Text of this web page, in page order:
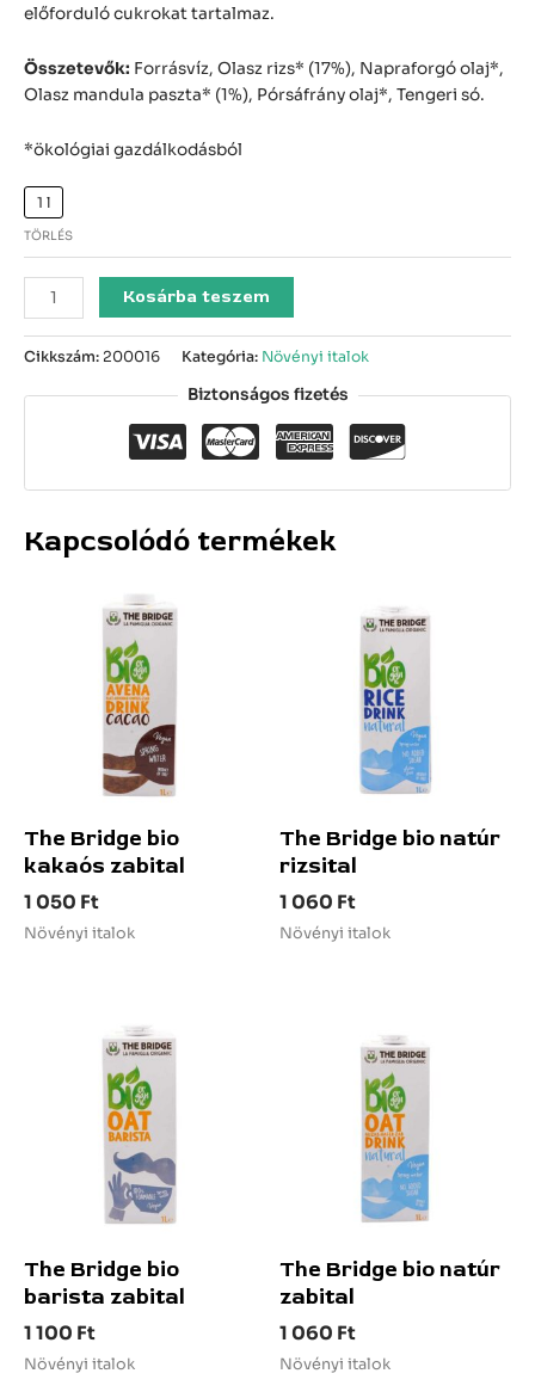
előforduló cukrokat tartalmaz.
Összetevők: Forrásvíz, Olasz rizs* (17%), Napraforgó olaj*,
Olasz mandula paszta* (1%), Pórsáfrány olaj*, Tengeri só.
*ökológiai gazdálkodásból
1 l
TÖRLÉS
Kosárba teszem
Cikkszám: 200016 Kategória: Növényi italok
Biztonságos fizetés
Kapcsolódó termékek
The Bridge bio
kakaós zabital
1 050 Ft
Növényi italok
The Bridge bio natúr
rizsital
1 060 Ft
Növényi italok
The Bridge bio
barista zabital
1 100 Ft
Növényi italok
The Bridge bio natúr
zabital
1 060 Ft
Növényi italok